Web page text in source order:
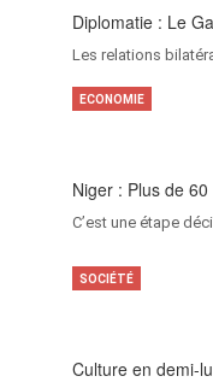
Diplomatie : Le
Les relations
Niger : Plus de
C’est une étape
ECONOMIE
Culture en demi-
SOCIÉTÉ